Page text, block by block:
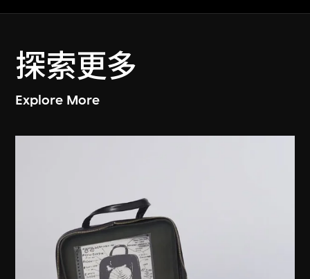
探索更多
Explore More